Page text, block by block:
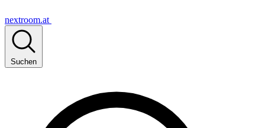
nextroom.at
Suchen